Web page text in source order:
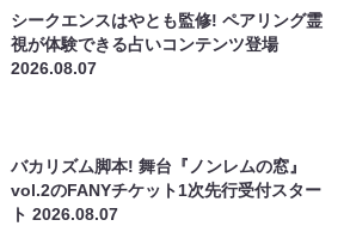
シークエンスはやとも監修! ペアリング霊
視が体験できる占いコンテンツ登場
2026.08.07
バカリズム脚本! 舞台『ノンレムの窓』
vol.2のFANYチケット1次先行受付スター
ト2026.08.07